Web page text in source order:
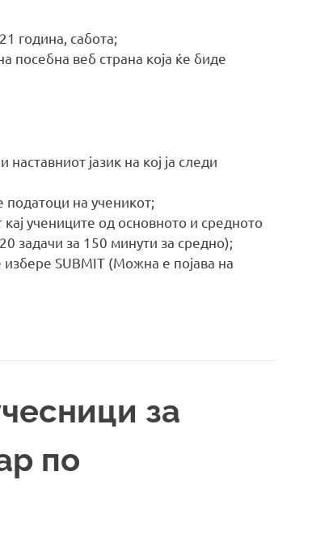
година, сабота;
посебна веб страна која ќе биде
јазик на кој ја следи
податоци на ученикот;
учениците од основното и средното
задачи за 150 минути за средно);
SUBMIT (Можна е појава на
за
по